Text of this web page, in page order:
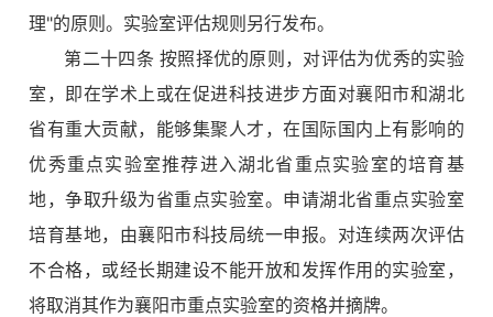
理"的原则。实验室评估规则另行发布。
第二十四条 按照择优的原则，对评估为优秀的实验
室，即在学术上或在促进科技进步方面对襄阳市和湖北
省有重大贡献，能够集聚人才，在国际国内上有影响的
优秀重点实验室推荐进入湖北省重点实验室的培育基
地，争取升级为省重点实验室。申请湖北省重点实验室
培育基地，由襄阳市科技局统一申报。对连续两次评估
不合格，或经长期建设不能开放和发挥作用的实验室，
将取消其作为襄阳市重点实验室的资格并摘牌。